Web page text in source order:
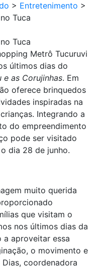
> Entretenimento >
Tuca
Tuca
Metrô Tucuruvi
últimos dias do
e as Corujinhas. Em
oferece brinquedos
inspiradas na
Integrando a
do empreendimento
pode ser visitado
dia 28 de junho.
muito querida
que visitam o
nos últimos dias da
aproveitar essa
o movimento e
coordenadora